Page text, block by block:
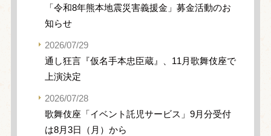
「令和8年熊本地震災害義援金」募金活動のお
知らせ
2026/07/29
通し狂言『仮名手本忠臣蔵』、11月歌舞伎座で
上演決定
2026/07/28
歌舞伎座「イベント託児サービス」9月分受付
は8月3日（月）から